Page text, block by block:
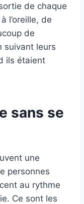
de chaque
l’oreille, de
de
suivant leurs
ils étaient
sans se
une
personnes
au rythme
Ce sont les